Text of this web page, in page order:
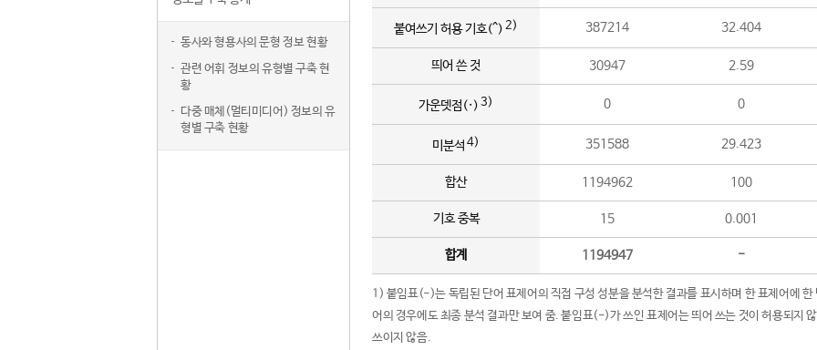
동사와 형용사의 문형 정보 현황
관련 어휘 정보의 유형별 구축 현
황
다중 매체(멀티미디어) 정보의 유
형별 구축 현황
붙여쓰기 허용 기호(^) 2) 387214 32.404
띄어 쓴 것 30947 2.59
가운뎃점(·) 3) 0 0
미분석 4) 351588 29.423
합산 1194962 100
기호 중복 15 0.001
합계 1194947 -
1) 붙임표(-)는 독립된 단어 표제어의 직접 구성 성분을 분석한 결과를 표시하며 한 표제어에
어의 경우에도 최종 분석 결과만 보여 줌. 붙임표(-)가 쓰인 표제어는 띄어 쓰는 것이 허용되지
쓰이지 않음.